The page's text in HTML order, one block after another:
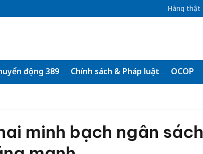
Hàng thật
động 389 Chính sách & Pháp luật OCOP
minh bạch ngân sách